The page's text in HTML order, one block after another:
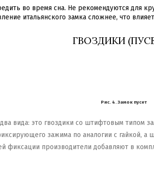
во время сна. Не рекомендуются для
итальянского замка сложнее, что
ГВОЗДИКИ
Рис. 4. Замок пусет
вида: это гвоздики со штифтовым типом
зажима по аналогии с гайкой,
фиксации производители добавляют в